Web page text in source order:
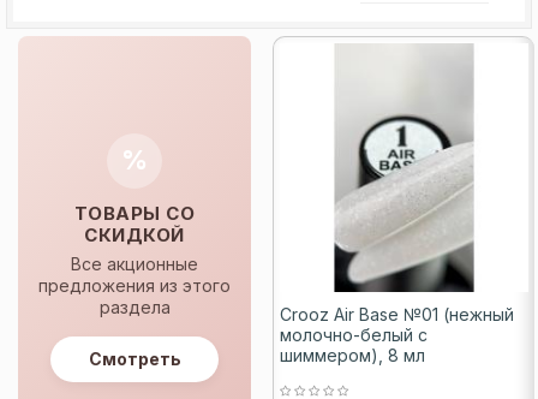
%
ТОВАРЫ СО
СКИДКОЙ
Все акционные
предложения из этого
раздела
Смотреть
Crooz Air Base №01 (нежный
молочно-белый с
шиммером), 8 мл